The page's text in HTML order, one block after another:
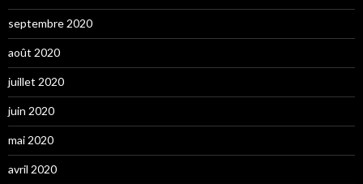
septembre 2020
août 2020
juillet 2020
juin 2020
mai 2020
avril 2020